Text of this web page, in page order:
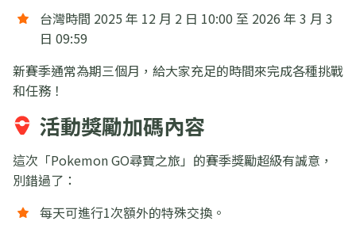
台灣時間 2025 年 12 月 2 日 10:00 至 2026 年 3 月 3
日 09:59
新賽季通常為期三個月，給大家充足的時間來完成各種挑戰
和任務！
活動獎勵加碼內容
這次「Pokemon GO尋寶之旅」的賽季獎勵超級有誠意，
別錯過了：
每天可進行1次額外的特殊交換。